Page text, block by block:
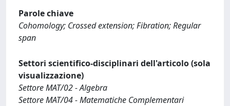
Parole chiave
Cohomology; Crossed extension; Fibration; Regular
span
Settori scientifico-disciplinari dell'articolo (sola
visualizzazione)
Settore MAT/02 - Algebra
Settore MAT/04 - Matematiche Complementari